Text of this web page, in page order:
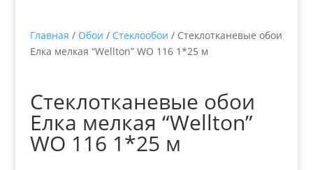
Главная / Обои / Стеклообои / Стеклотканевые обои
Елка мелкая “Wellton” WO 116 1*25 м
Стеклотканевые обои
Елка мелкая “Wellton”
WO 116 1*25 м